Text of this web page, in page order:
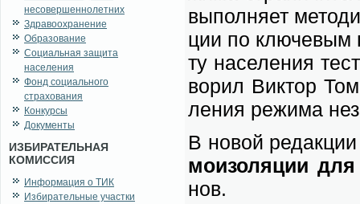
несовершеннолетних
Здравоохранение
Образование
Социальная защита
населения
Фонд социального
страхования
Конкурсы
Документы
ИЗБИРАТЕЛЬНАЯ
КОМИССИЯ
Информация о ТИК
Избирательные участки
вы­пол­ня­ет
ции по клю­че­вым
ту на­се­ле­ния
во­рил Вик­тор
ле­ния ре­жи­ма
В но­вой
мо­изо­ля­ции
нов.